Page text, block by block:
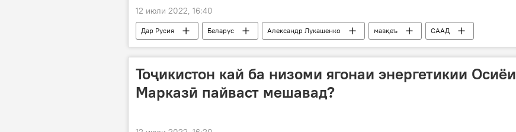
12 июли 2022, 16:40
Дар Русия Беларус Александр Лукашенко мавқеъ
СААД
СПАД
ИДМ
Тоҷикистон кай ба низоми ягонаи энергетикии Осиёи
Марказӣ пайваст мешавад?